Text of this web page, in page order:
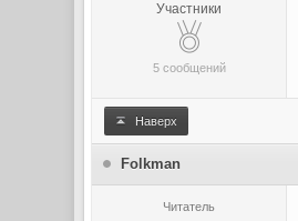
Участники
5 сообщений
Наверх
Folkman
Читатель